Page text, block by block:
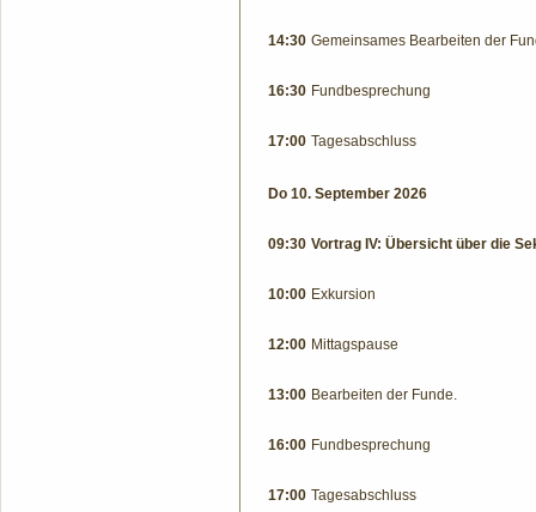
14:30 Gemeinsames Bearbeiten der
16:30 Fundbesprechung
17:00 Tagesabschluss
Do 10. September 2026
09:30 Vortrag IV: Übersicht über die
10:00 Exkursion
12:00 Mittagspause
13:00 Bearbeiten der Funde.
16:00 Fundbesprechung
17:00 Tagesabschluss